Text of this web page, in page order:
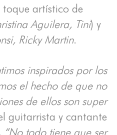
toque artístico de
Aguilera, Tini) y
Ricky Martin.
inspirados por los
el hecho de que no
de ellos son super
guitarrista y cantante
“No todo tiene que ser